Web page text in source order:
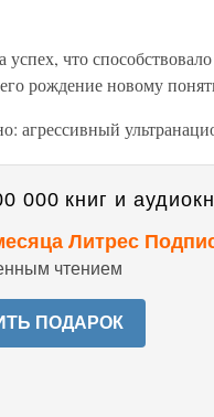
что
рождение новому
агрессивный
000 книг и
Литрес
чтением
ПОДАРОК